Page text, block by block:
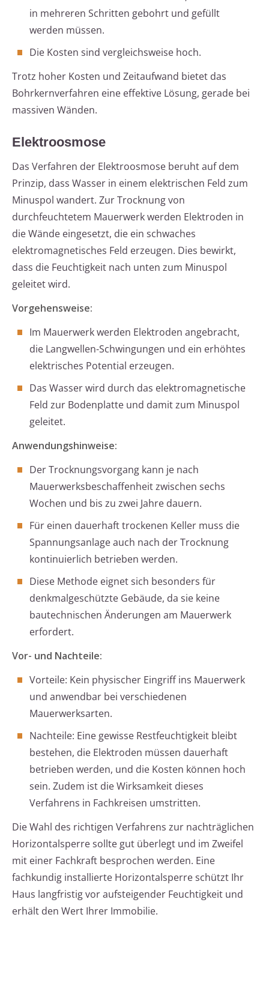
in mehreren Schritten gebohrt und gefüllt
werden müssen.
Die Kosten sind vergleichsweise hoch.
Trotz hoher Kosten und Zeitaufwand bietet das
Bohrkernverfahren eine effektive Lösung, gerade bei
massiven Wänden.
Elektroosmose
Das Verfahren der Elektroosmose beruht auf dem
Prinzip, dass Wasser in einem elektrischen Feld zum
Minuspol wandert. Zur Trocknung von
durchfeuchtetem Mauerwerk werden Elektroden in
die Wände eingesetzt, die ein schwaches
elektromagnetisches Feld erzeugen. Dies bewirkt,
dass die Feuchtigkeit nach unten zum Minuspol
geleitet wird.
Vorgehensweise:
Im Mauerwerk werden Elektroden angebracht,
die Langwellen-Schwingungen und ein erhöhtes
elektrisches Potential erzeugen.
Das Wasser wird durch das elektromagnetische
Feld zur Bodenplatte und damit zum Minuspol
geleitet.
Anwendungshinweise:
Der Trocknungsvorgang kann je nach
Mauerwerksbeschaffenheit zwischen sechs
Wochen und bis zu zwei Jahre dauern.
Für einen dauerhaft trockenen Keller muss die
Spannungsanlage auch nach der Trocknung
kontinuierlich betrieben werden.
Diese Methode eignet sich besonders für
denkmalgeschützte Gebäude, da sie keine
bautechnischen Änderungen am Mauerwerk
erfordert.
Vor- und Nachteile:
Vorteile: Kein physischer Eingriff ins Mauerwerk
und anwendbar bei verschiedenen
Mauerwerksarten.
Nachteile: Eine gewisse Restfeuchtigkeit bleibt
bestehen, die Elektroden müssen dauerhaft
betrieben werden, und die Kosten können hoch
sein. Zudem ist die Wirksamkeit dieses
Verfahrens in Fachkreisen umstritten.
Die Wahl des richtigen Verfahrens zur nachträglichen
Horizontalsperre sollte gut überlegt und im Zweifel
mit einer Fachkraft besprochen werden. Eine
fachkundig installierte Horizontalsperre schützt Ihr
Haus langfristig vor aufsteigender Feuchtigkeit und
erhält den Wert Ihrer Immobilie.